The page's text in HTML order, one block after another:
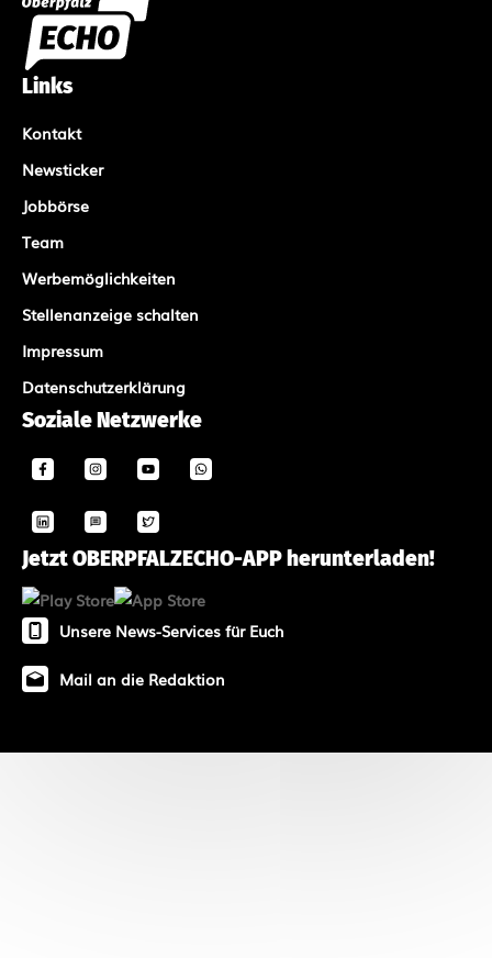
Links
Kontakt
Newsticker
Jobbörse
Team
Werbemöglichkeiten
Stellenanzeige schalten
Impressum
Datenschutzerklärung
Soziale Netzwerke
Jetzt OBERPFALZECHO-APP herunterladen!
Unsere News-Services für Euch
Mail an die Redaktion